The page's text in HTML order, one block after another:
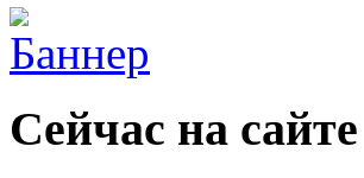
Сейчас на сайте